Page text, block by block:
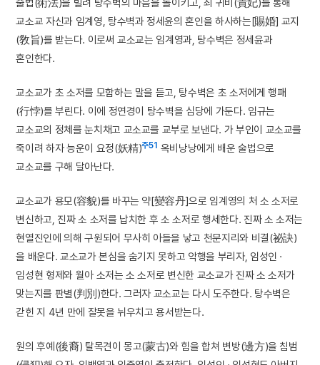
술법(術法)을 빌려 탕수벽의 마음을 돌이키고, 최 귀비(貴妃)를 통해
교소교 자신과 임계영, 탕수벽과 정세윤의 혼인을 하사하는[賜婚] 교지
(敎旨)를 받는다. 이로써 교소교는 임계영과, 탕수벽은 정세윤과
혼인한다.
교소교가 초 소저를 모함하는 말을 듣고, 탕수벽은 초 소저에게 행패
(行悖)를 부린다. 이에 정연경이 탕수벽을 심당에 가둔다. 임규는
교소교의 정체를 눈치채고 교소교를 교부로 보낸다. 가 부인이 교소교를
죽이려 하자 능운이 요정(妖精)주51 옥비낭낭에게 배운 술법으로
교소교를 구해 달아난다.
교소교가 용모(容貌)를 바꾸는 약[變容丹]으로 임계영의 처 소 소저로
변신하고, 진짜 소 소저를 납치한 후 소 소저로 행세한다. 진짜 소 소저는
현열진인에 의해 구원되어 무사히 아들을 낳고 천문지리와 비결(祕訣)
을 배운다. 교소교가 본심을 숨기지 못하고 악행을 부리자, 임성인 ·
임성현 형제와 월아 소저는 소 소저로 변신한 교소교가 진짜 소 소저가
맞는지를 판별(判別)한다. 그러자 교소교는 다시 도주한다. 탕수벽은
갇힌 지 4년 만에 잘못을 뉘우치고 용서받는다.
원의 후예(後裔) 탈목견이 몽고(蒙古)와 힘을 합쳐 변방(邊方)을 침범